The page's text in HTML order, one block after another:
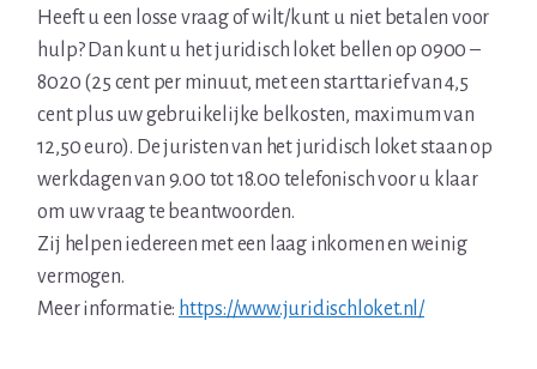
Heeft u een losse vraag of wilt/kunt u niet betalen voor
hulp? Dan kunt u het juridisch loket bellen op 0900 –
8020 (25 cent per minuut, met een starttarief van 4,5
cent plus uw gebruikelijke belkosten, maximum van
12,50 euro). De juristen van het juridisch loket staan op
werkdagen van 9.00 tot 18.00 telefonisch voor u klaar
om uw vraag te beantwoorden.
Zij helpen iedereen met een laag inkomen en weinig
vermogen.
Meer informatie: https://www.juridischloket.nl/